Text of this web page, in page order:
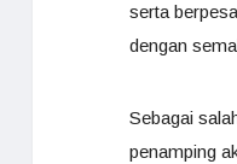
serta
dengan
Sebagai
penamping